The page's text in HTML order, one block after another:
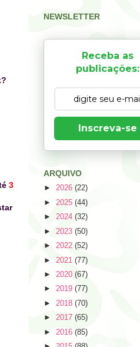
3
NEWSLETTER
Receba as
publicações:
Inscreva-se
ARQUIVO
► 2026 (22)
► 2025 (44)
► 2024 (32)
► 2023 (50)
► 2022 (52)
► 2021 (77)
► 2020 (67)
► 2019 (77)
► 2018 (70)
► 2017 (65)
► 2016 (85)